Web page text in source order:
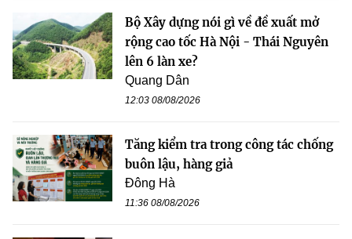
Bộ Xây dựng nói gì về đề xuất mở
rộng cao tốc Hà Nội - Thái Nguyên
lên 6 làn xe?
Quang Dân
12:03 08/08/2026
Tăng kiểm tra trong công tác chống
buôn lậu, hàng giả
Đông Hà
11:36 08/08/2026